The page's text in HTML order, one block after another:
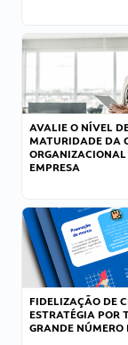
AVALIE O NÍVEL
MATURIDADE DA
EMPRESA
FIDELIZAÇÃO DE
ESTRATÉGIA POR
GRANDE NÚMERO